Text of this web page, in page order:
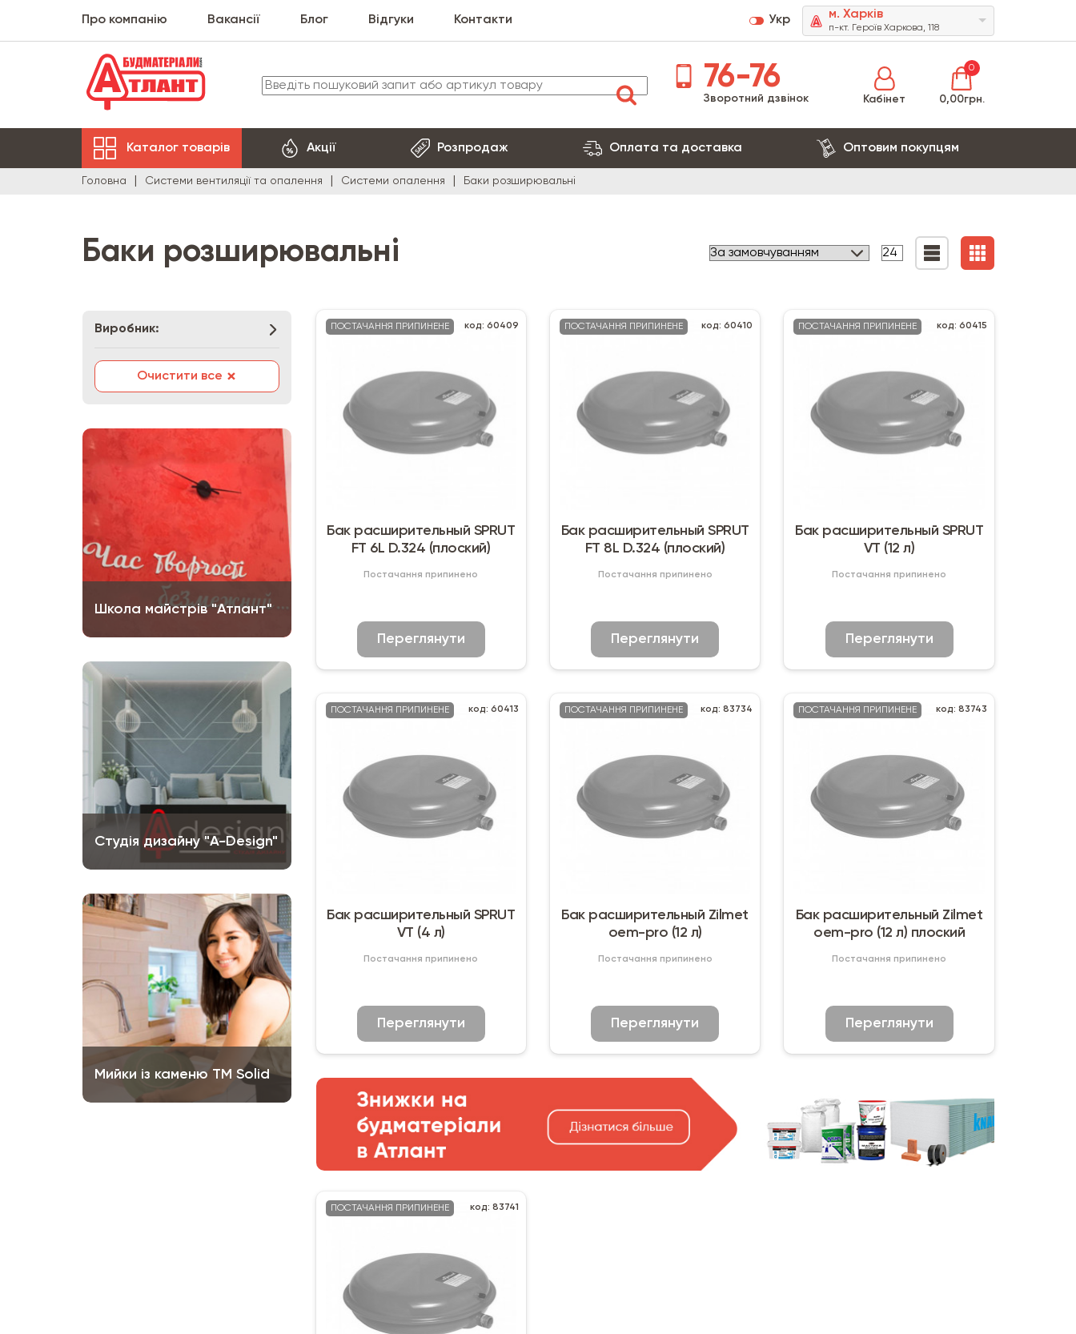
Про компанію Вакансії Блог Відгуки Контакти Укр м. Харків
п-кт. Героїв Харкова, 118
76-76
Зворотний дзвінок Кабінет
0
0,00грн.
Каталог товарів Акції Розпродаж Оплата та доставка Оптовим покупцям
Головна Системи вентиляції та опалення Системи опалення Баки розширювальні
Баки розширювальні
Виробник:
Очистити все ×
Школа майстрів "Атлант"
Студія дизайну "A-Design"
Мийки із каменю ТМ Solid
ПОСТАЧАННЯ ПРИПИНЕНЕ код: 60409
Бак расширительный SPRUT
FT 6L D.324 (плоский)
Постачання припинено
Переглянути
ПОСТАЧАННЯ ПРИПИНЕНЕ код: 60410
Бак расширительный SPRUT
FT 8L D.324 (плоский)
Постачання припинено
Переглянути
ПОСТАЧАННЯ ПРИПИНЕНЕ код: 60415
Бак расширительный SPRUT
VT (12 л)
Постачання припинено
Переглянути
ПОСТАЧАННЯ ПРИПИНЕНЕ код: 60413
Бак расширительный SPRUT
VT (4 л)
Постачання припинено
Переглянути
ПОСТАЧАННЯ ПРИПИНЕНЕ код: 83734
Бак расширительный Zilmet
oem-pro (12 л)
Постачання припинено
Переглянути
ПОСТАЧАННЯ ПРИПИНЕНЕ код: 83743
Бак расширительный Zilmet
oem-pro (12 л) плоский
Постачання припинено
Переглянути
ПОСТАЧАННЯ ПРИПИНЕНЕ код: 83741